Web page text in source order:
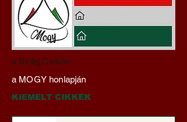
Darai Lajos:
Naplóbölcsességeim
(2023)
a Szilaj Csikón
a MOGY honlapján
KIEMELT CIKKEK